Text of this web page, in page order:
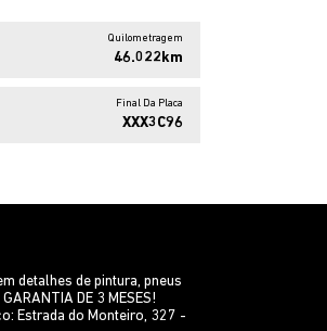
Quilometragem
46.022km
Final Da Placa
XXX3C96
detalhes de pintura, pneus
DE 3 MESES!
Estrada do Monteiro, 327 -